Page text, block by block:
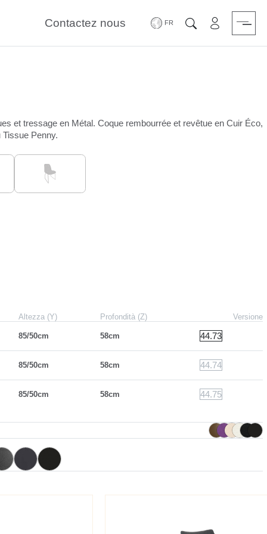
Contactez nous ChercherZone
et tressage en Métal. Coque rembourrée et revêtue en Cuir Éco,
Penny.
Altezza (Y) Profondità (Z) Versione
85/50cm 58cm 44.73
85/50cm 58cm 44.74
85/50cm 58cm 44.75
M310 M055